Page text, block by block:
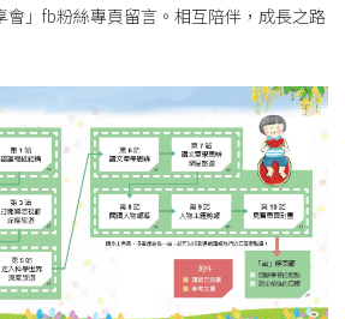
會」fb粉絲專頁留言。相互陪伴，成長之路